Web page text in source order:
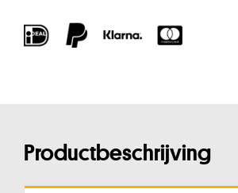
Productbeschrijving